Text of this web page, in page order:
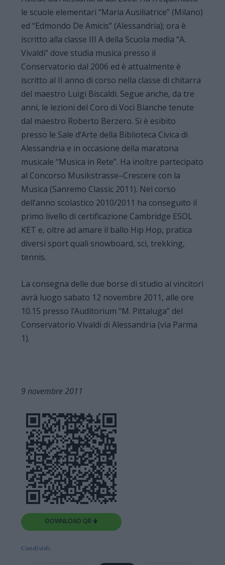
le scuole elementari “Maria Ausiliatrice” (Milano)
ed “Edmondo De Amicis” (Alessandria); ora è
iscritto alla classe III A della Scuola media “A.
Vivaldi” dove studia musica presso il
Conservatorio dal 2006 ed è attualmente è
iscritto al II anno di corso nella classe di chitarra
del maestro Luigi Biscaldi. Segue anche, da tre
anni, le lezioni del Coro di Voci Bianche tenute
dal maestro Roberto Berzero. Si è esibito
presso le Sale d’Arte della Biblioteca Civica di
Alessandria e in occasione della maratona
musicale “Musica in Rete”. Ha inoltre partecipato
al Concorso Musikstrasse–Crescere con la
Musica (Sanremo Classic 2011). Nel corso
dell’anno scolastico 2010/2011 ha conseguito il
primo livello di certificazione Cambridge ESOL
KET e, oltre ad amare il ballo Hip Hop, pratica
diversi sport quali snowboard, sci, trekking,
tennis.
La consegna delle due borse di studio ai vincitori
avrà luogo sabato 12 novembre 2011, alle ore
10.15 presso l’Auditorium “M. Pittaluga” del
Conservatorio Vivaldi di Alessandria (via Parma
1).
9 novembre 2011
DOWNLOAD QR 🠋
Condividi: